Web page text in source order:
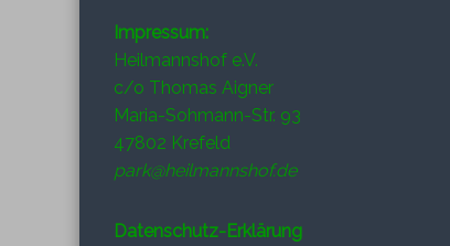
Impressum:
Heilmannshof e.V.
c/o Thomas Aigner
Maria-Sohmann-Str. 93
47802 Krefeld
park@heilmannshof.de
Datenschutz-Erklärung